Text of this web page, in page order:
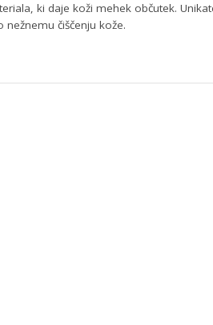
ki daje koži mehek občutek.
nežnemu čiščenju kože.